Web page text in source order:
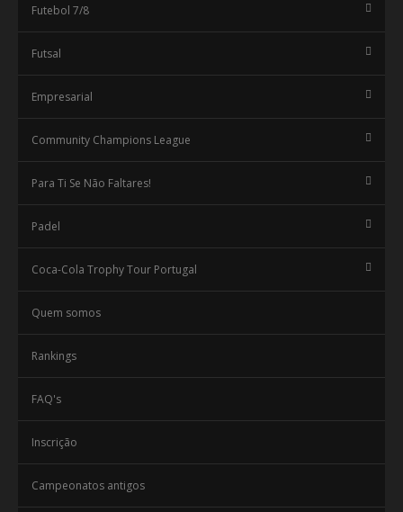
Futebol 7/8
Futsal
Empresarial
Community Champions League
Para Ti Se Não Faltares!
Padel
Coca-Cola Trophy Tour Portugal
Quem somos
Rankings
FAQ's
Inscrição
Campeonatos antigos